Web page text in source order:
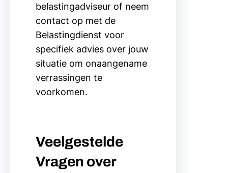
belastingadviseur of neem
contact op met de
Belastingdienst voor
specifiek advies over jouw
situatie om onaangename
verrassingen te
voorkomen.
Veelgestelde
Vragen over